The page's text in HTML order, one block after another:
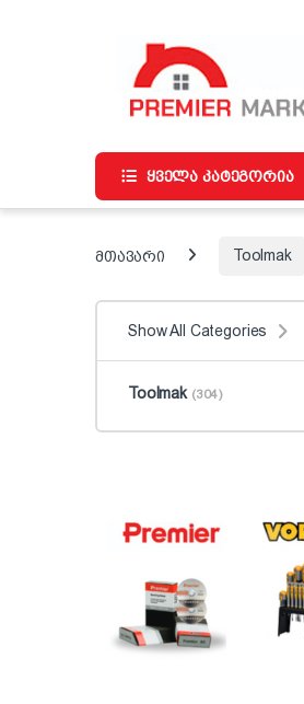
ყველა კატეგორია
მთავარი Toolmak
Show All Categories
Toolmak (304)